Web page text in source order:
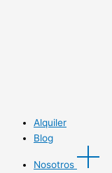
Alquiler
Blog
Nosotros